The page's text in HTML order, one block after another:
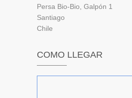
Persa Bio-Bio, Galpón 1
Santiago
Chile
COMO LLEGAR